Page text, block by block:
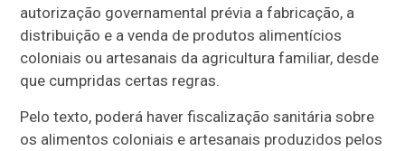
autorização governamental prévia a fabricação, a
distribuição e a venda de produtos alimentícios
coloniais ou artesanais da agricultura familiar, desde
que cumpridas certas regras.
Pelo texto, poderá haver fiscalização sanitária sobre
os alimentos coloniais e artesanais produzidos pelos